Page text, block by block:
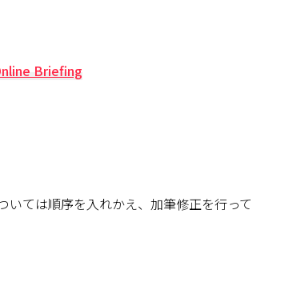
Briefing
いては順序を入れかえ、加筆修正を行って